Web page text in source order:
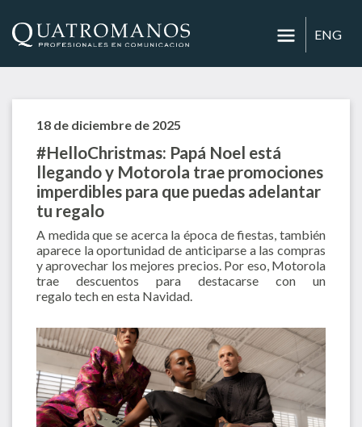
ENG
18 de diciembre de 2025
#HelloChristmas: Papá Noel está
llegando y Motorola trae promociones
imperdibles para que puedas adelantar
tu regalo
A medida que se acerca la época de fiestas, también
aparece la oportunidad de anticiparse a las compras
y aprovechar los mejores precios. Por eso, Motorola
trae descuentos para destacarse con un
regalo tech en esta Navidad.